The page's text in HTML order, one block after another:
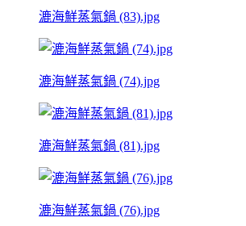
漉海鮮蒸氣鍋 (83).jpg
漉海鮮蒸氣鍋 (74).jpg
漉海鮮蒸氣鍋 (81).jpg
漉海鮮蒸氣鍋 (76).jpg